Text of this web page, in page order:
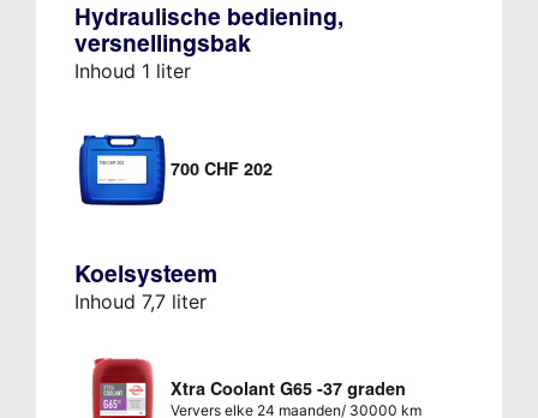
Hydraulische bediening,
versnellingsbak
Inhoud 1 liter
700 CHF 202
Koelsysteem
Inhoud 7,7 liter
Xtra Coolant G65 -37 graden
Ververs elke 24 maanden/ 30000 km